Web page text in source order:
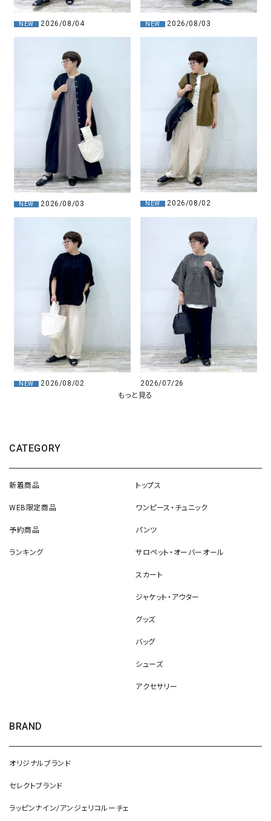
NEW 2026/08/04 NEW 2026/08/03
NEW 2026/08/03 NEW 2026/08/02
NEW 2026/08/02
2026/07/26
もっと見る
CATEGORY
新着商品
WEB限定商品
予約商品
ランキング
トップス
ワンピース・チュニック
パンツ
サロペット・オーバーオール
スカート
ジャケット・アウター
グッズ
バッグ
シューズ
アクセサリー
BRAND
オリジナルブランド
セレクトブランド
ラッピンナイン/アンジェリコルーチェ